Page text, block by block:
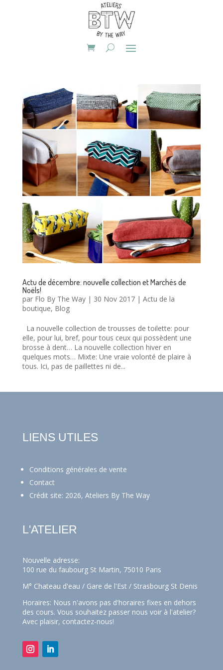
Actu de décembre: nouvelle collection et Marchés de
Noëls!
par Flo By The Way| 30 Nov 2017| Actu de la
boutique, Blog
La nouvelle collection de trousses de toilette: pour
elle, pour lui, bref, pour tous ceux qui possèdent une
brosse à dent… La nouvelle collection hiver en
quelques mots… Mixte: Une vraie volonté de plaire à
tous. Ici, pas de paillettes ni de...
LIENS UTILES
Conditions générales de vente
Contact
Crédit site: 2026, Ateliers By The Way
L'ATELIER
Nouvelle adresse:
100 rue du faubourg St Martin, 75010 Paris
M° Chateau d'eau / Gare de l'Est / Strasbourg St Denis
Horaires: Nous n'avons pas d'horaires fixes en dehors
des cours. Vous souhaitez passer nous voir à l'atelier?
Avec plaisir, contactez-nous!